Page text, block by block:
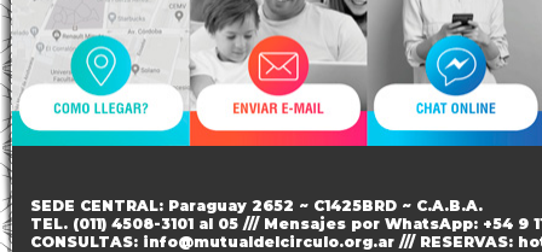
SEDE CENTRAL: Paraguay 2652 ~ C1425BRD ~ C.A.B.A.
TEL. (011) 4508-3101 al 05 /// Mensajes por WhatsApp: +54 9
CONSULTAS: info@mutualdelcirculo.org.ar/// RESERVAS: